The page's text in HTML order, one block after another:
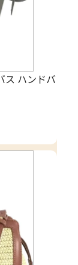
ス ハンドバ